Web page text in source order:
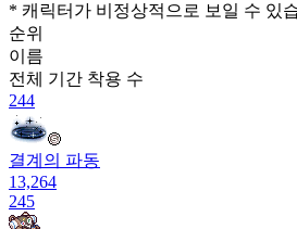
* 캐릭터가 비정상적으로 보일 수 있
순위
이름
전체 기간 착용 수
244
결계의 파동
13,264
245